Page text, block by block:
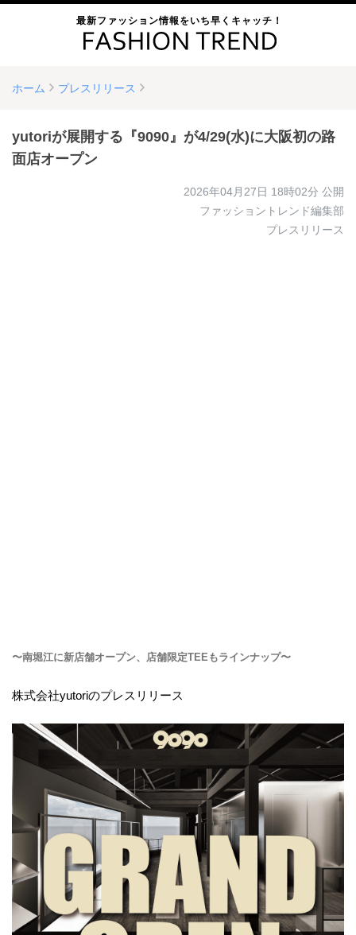
最新ファッション情報をいち早くキャッチ！
ホーム プレスリリース
yutoriが展開する『9090』が4/29(水)に大阪初の路
面店オープン
2026年04月27日 18時02分 公開
ファッショントレンド編集部
プレスリリース
〜南堀江に新店舗オープン、店舗限定TEEもラインナップ〜
株式会社yutoriのプレスリリース